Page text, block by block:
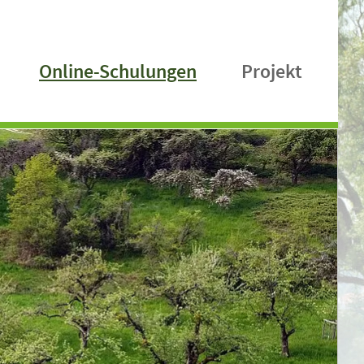
Download
Online-Schulungen
Aktuelle Schulungen
Schulungsunterlagen
Projekt
Kontakt
Newsletter